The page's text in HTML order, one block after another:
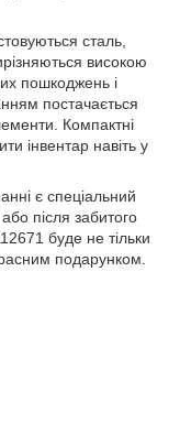
сталь,
високою
пошкоджень і
постачається
Компактні
інвентар навіть у
є спеціальний
після забитого
буде не тільки
подарунком.